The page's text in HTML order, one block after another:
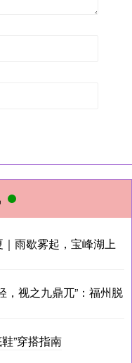
雨歇雾起，宝峰湖上
，视之九鼎兀”：福州脱
”穿搭指南